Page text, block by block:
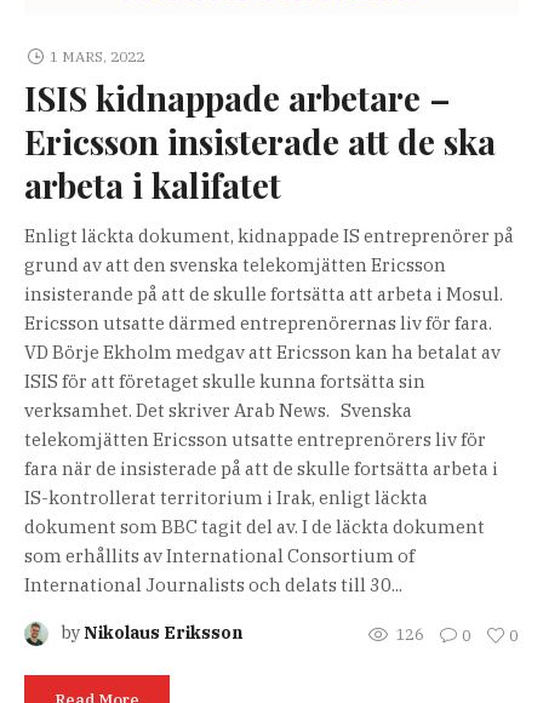
1 MARS, 2022
ISIS kidnappade arbetare –
Ericsson insisterade att de ska
arbeta i kalifatet
Enligt läckta dokument, kidnappade IS entreprenörer på
grund av att den svenska telekomjätten Ericsson
insisterande på att de skulle fortsätta att arbeta i Mosul.
Ericsson utsatte därmed entreprenörernas liv för fara.
VD Börje Ekholm medgav att Ericsson kan ha betalat av
ISIS för att företaget skulle kunna fortsätta sin
verksamhet. Det skriver Arab News. Svenska
telekomjätten Ericsson utsatte entreprenörers liv för
fara när de insisterade på att de skulle fortsätta arbeta i
IS-kontrollerat territorium i Irak, enligt läckta
dokument som BBC tagit del av. I de läckta dokument
som erhållits av International Consortium of
International Journalists och delats till 30...
byNikolaus Eriksson 126 0 0